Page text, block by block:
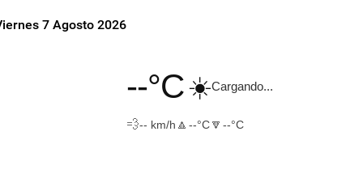
7 Agosto 2026
--°C☀️Cargando...
💨-- km/h 🔼 --°C🔽 --°C